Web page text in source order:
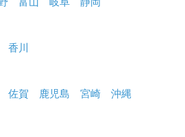
香川
佐賀 鹿児島 宮崎 沖縄